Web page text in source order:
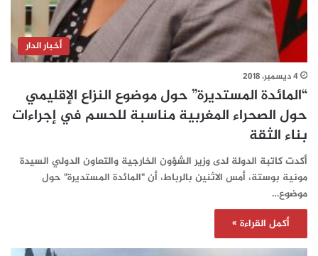
أخبار الدار
4 ديسمبر، 2018
“المائدة المستديرة” حول موضوع النزاع الإقليمي
حول الصحراء المغربية مناسبة للحسم في إجراءات
بناء الثقة
أكدت كاتبة الدولة لدى وزير الشؤون الخارجية والتعاون الدولي السيدة
مونية بوستة، أمس الاثنين بالرباط، أن "المائدة المستديرة" حول
موضوع…
أكمل القراءة »